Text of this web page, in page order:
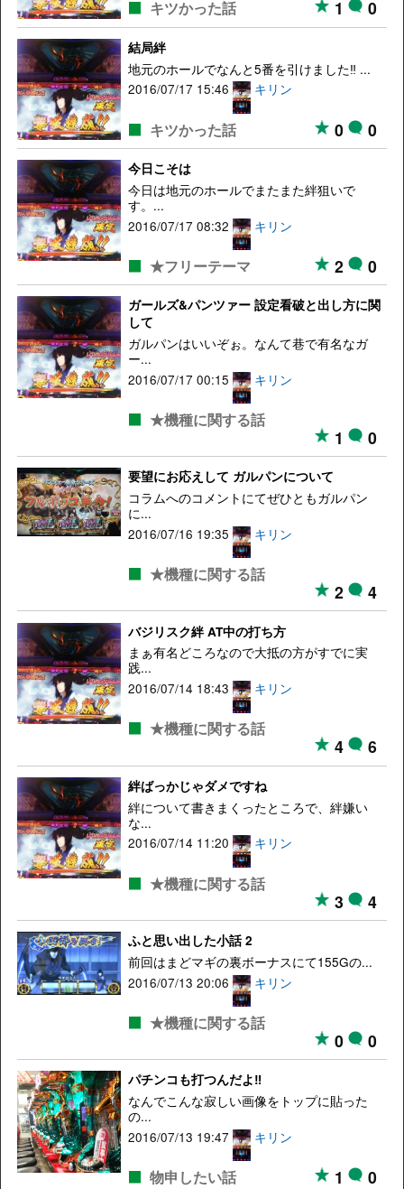
キツかった話 1 0
結局絆
地元のホールでなんと5番を引けました‼ ...
2016/07/17 15:46
キリン
キツかった話 0 0
今日こそは
今日は地元のホールでまたまた絆狙いで
す。...
2016/07/17 08:32
キリン
★フリーテーマ 2 0
ガールズ&パンツァー 設定看破と出し方に関
して
ガルパンはいいぞぉ。なんて巷で有名なガ
ー...
2016/07/17 00:15
キリン
★機種に関する話
1 0
要望にお応えして ガルパンについて
コラムへのコメントにてぜひともガルパン
に...
2016/07/16 19:35
キリン
★機種に関する話
2 4
バジリスク絆 AT中の打ち方
まぁ有名どころなので大抵の方がすでに実
践...
2016/07/14 18:43
キリン
★機種に関する話
4 6
絆ばっかじゃダメですね
絆について書きまくったところで、絆嫌い
な...
2016/07/14 11:20
キリン
★機種に関する話
3 4
ふと思い出した小話 2
前回はまどマギの裏ボーナスにて155Gの...
2016/07/13 20:06
キリン
★機種に関する話
0 0
パチンコも打つんだよ‼
なんでこんな寂しい画像をトップに貼った
の...
2016/07/13 19:47
キリン
物申したい話 1 0